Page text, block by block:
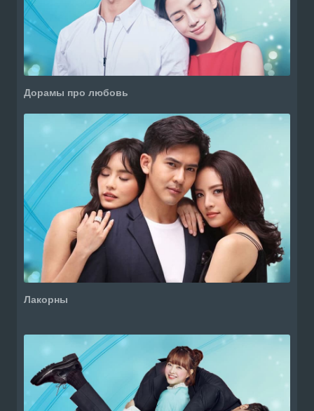
Дорамы про любовь
Лакорны